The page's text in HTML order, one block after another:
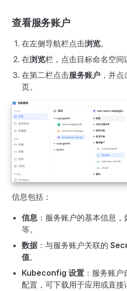
查看服务账户
在左侧导航栏点击浏览。
在浏览栏，点击目标命名空间
在第二栏点击服务账户 ，并
页。
信息包括：
信息 ：服务账户的基本信息
等。
数据：与服务账户关联的
值。
Kubeconfig 设置 ：服务账
配置，可下载用于应用或直接